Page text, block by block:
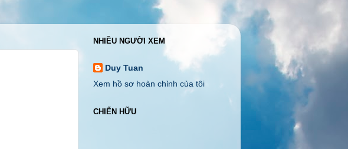
NHIỀU NGƯỜI XEM
Duy Tuan
Xem hồ sơ hoàn chỉnh của tôi
CHIẾN HỮU